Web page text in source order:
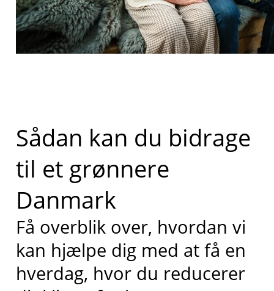
Sådan kan du bidrage
til et grønnere
Danmark
Få overblik over, hvordan vi
kan hjælpe dig med at få en
hverdag, hvor du reducerer